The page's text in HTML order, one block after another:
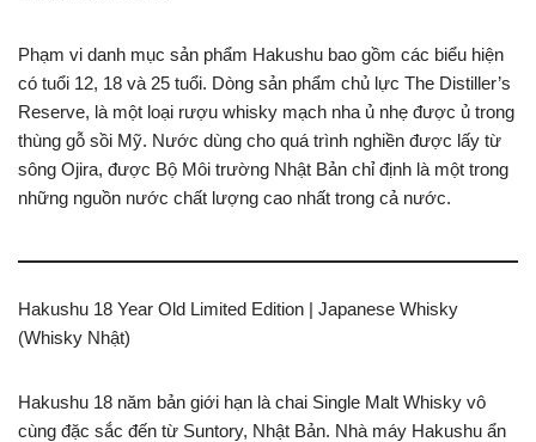
Phạm vi danh mục sản phẩm Hakushu bao gồm các biểu hiện
có tuổi 12, 18 và 25 tuổi. Dòng sản phẩm chủ lực The Distiller’s
Reserve, là một loại rượu whisky mạch nha ủ nhẹ được ủ trong
thùng gỗ sồi Mỹ. Nước dùng cho quá trình nghiền được lấy từ
sông Ojira, được Bộ Môi trường Nhật Bản chỉ định là một trong
những nguồn nước chất lượng cao nhất trong cả nước.
Hakushu 18 Year Old Limited Edition | Japanese Whisky
(Whisky Nhật)
Hakushu 18 năm bản giới hạn là chai Single Malt Whisky vô
cùng đặc sắc đến từ Suntory, Nhật Bản. Nhà máy Hakushu ẩn